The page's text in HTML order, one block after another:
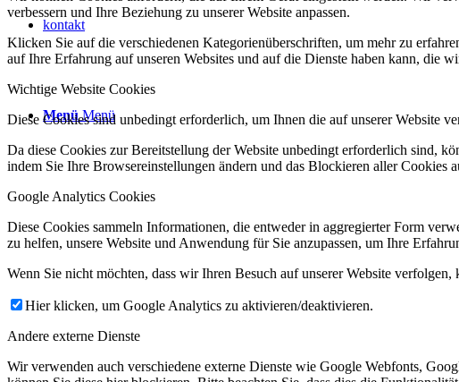
kontakt
Menü Menü
verbessern und Ihre Beziehung zu unserer Website anpassen.
Klicken Sie auf die verschiedenen Kategorienüberschriften, um mehr zu
auf Ihre Erfahrung auf unseren Websites und auf die Dienste haben kann, die
Wichtige Website Cookies
Diese Cookies sind unbedingt erforderlich, um Ihnen die auf unserer Website
Da diese Cookies zur Bereitstellung der Website unbedingt erforderlich sind,
indem Sie Ihre Browsereinstellungen ändern und das Blockieren aller Cookies
Google Analytics Cookies
Diese Cookies sammeln Informationen, die entweder in aggregierter Form
zu helfen, unsere Website und Anwendung für Sie anzupassen, um Ihre
Wenn Sie nicht möchten, dass wir Ihren Besuch auf unserer Website
Hier klicken, um Google Analytics zu aktivieren/deaktivieren.
Andere externe Dienste
Wir verwenden auch verschiedene externe Dienste wie Google Webfonts,